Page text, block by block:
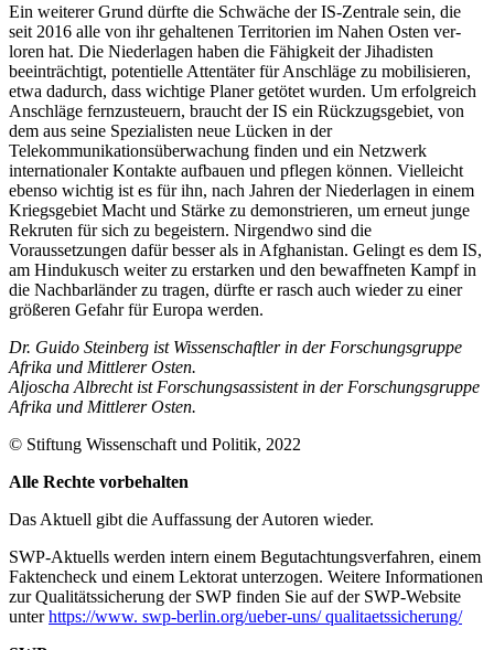
Ein weiterer Grund dürfte die Schwäche der IS-Zentrale sein, die
seit 2016 alle von ihr gehaltenen Territorien im Nahen Osten ver­
loren hat. Die Niederlagen haben die Fähig­keit der Jihadisten
beeinträchtigt, potentielle Attentäter für Anschläge zu mobilisieren,
etwa dadurch, dass wichtige Planer getötet wurden. Um erfolgreich
An­schläge fernzusteuern, braucht der IS ein Rückzugsgebiet, von
dem aus seine Spezia­listen neue Lücken in der
Telekommunikationsüberwachung finden und ein Netz­werk
internationaler Kontakte aufbauen und pflegen können. Vielleicht
ebenso wich­tig ist es für ihn, nach Jahren der Nieder­lagen in einem
Kriegsgebiet Macht und Stärke zu demonstrieren, um erneut junge
Rekruten für sich zu begeistern. Nirgend­wo sind die
Voraussetzungen dafür besser als in Afghanistan. Gelingt es dem IS,
am Hindukusch weiter zu erstarken und den bewaffneten Kampf in
die Nachbarländer zu tragen, dürfte er rasch auch wieder zu einer
größeren Gefahr für Europa werden.
Dr. Guido Steinberg ist Wissenschaftler in der Forschungsgruppe
Afrika und Mittlerer Osten.
Aljoscha Albrecht ist Forschungsassistent in der Forschungsgruppe
Afrika und Mittlerer Osten.
© Stiftung Wissenschaft und Politik, 2022
Alle Rechte vorbehalten
Das Aktuell gibt die Auf­fassung der Autoren wieder.
SWP-Aktuells werden intern einem Begutachtungsverfah­ren, einem
Faktencheck und einem Lektorat unterzogen. Weitere Informationen
zur Qualitätssicherung der SWP finden Sie auf der SWP-Website
unterhttps://www. swp-berlin.org/ueber-uns/ qualitaetssicherung/